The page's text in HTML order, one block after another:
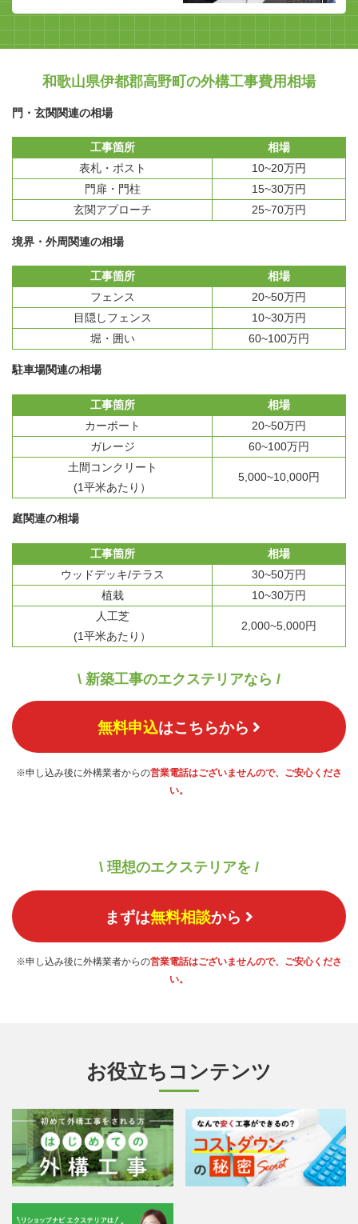
和歌山県伊都郡高野町の外構工事費用相場
門・玄関関連の相場
工事箇所
相場
表札・ポスト
10~20万円
門扉・門柱
15~30万円
玄関アプローチ
25~70万円
境界・外周関連の相場
工事箇所
相場
フェンス
20~50万円
目隠しフェンス
10~30万円
堀・囲い
60~100万円
駐車場関連の相場
工事箇所
相場
カーポート
20~50万円
ガレージ
60~100万円
土間コンクリート
(1平米あたり）
5,000~10,000円
庭関連の相場
工事箇所
相場
ウッドデッキ/テラス
30~50万円
植栽
10~30万円
人工芝
(1平米あたり）
2,000~5,000円
\ 新築工事のエクステリアなら /
無料申込はこちらから
※申し込み後に外構業者からの営業電話はございませんので、ご安心くださ
い。
\ 理想のエクステリアを /
まずは無料相談から
※申し込み後に外構業者からの営業電話はございませんので、ご安心くださ
い。
お役立ちコンテンツ